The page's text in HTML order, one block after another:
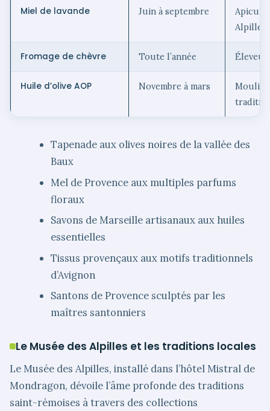
Miel de lavande Juin à septembre
Alpilles
Fromage de chèvre Toute l’année
Huile d’olive AOP Novembre à mars
Tapenade aux olives noires de la vallée des
Baux
Mel de Provence aux multiples parfums
floraux
Savons de Marseille artisanaux aux huiles
essentielles
Tissus provençaux aux motifs traditionnels
d’Avignon
Santons de Provence sculptés par les
maîtres santonniers
Le Musée des Alpilles et les traditions locales
Le Musée des Alpilles, installé dans l’hôtel Mistral de
Mondragon, dévoile l’âme profonde des traditions
saint-rémoises à travers des collections